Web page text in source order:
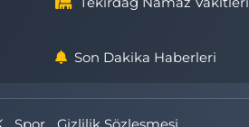
Son Dakika Haberleri